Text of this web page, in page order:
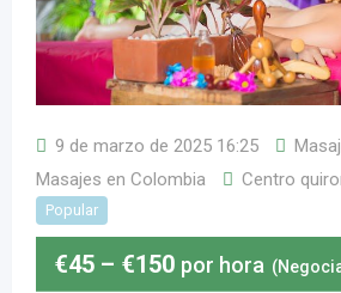
9 de marzo de 2025 16:25
Masajes en Colombia
Centro
Popular
€45 – €150 por hora